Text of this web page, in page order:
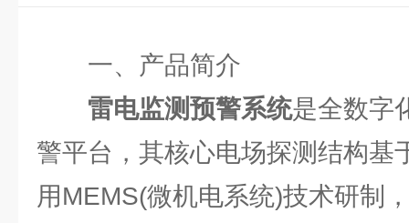
一、产品简介
雷电监测预警系统是全数字
警平台，其核心电场探测结构基
用MEMS(微机电系统)技术研制